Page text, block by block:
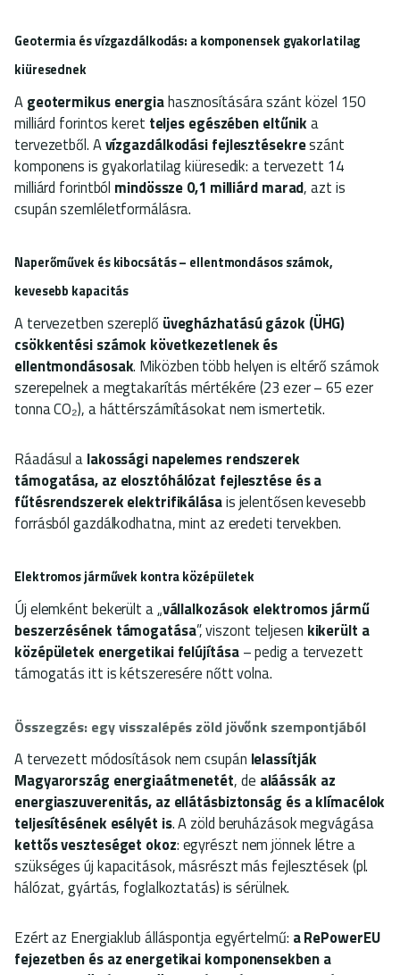
Geotermia és vízgazdálkodás: a komponensek gyakorlatilag
kiüresednek
A geotermikus energiahasznosítására szánt közel 150
milliárd forintos keret teljes egészében eltűnika
tervezetből. Avízgazdálkodási fejlesztésekreszánt
komponens is gyakorlatilag kiüresedik: a tervezett 14
milliárd forintból mindössze 0,1 milliárd marad, azt is
csupán szemléletformálásra.
Naperőművek és kibocsátás – ellentmondásos számok,
kevesebb kapacitás
A tervezetben szereplő üvegházhatású gázok (ÜHG)
csökkentési számok következetlenek és
ellentmondásosak. Miközben több helyen is eltérő számok
szerepelnek a megtakarítás mértékére (23 ezer – 65 ezer
tonna CO₂), a háttérszámításokat nem ismertetik.
Ráadásul a lakossági napelemes rendszerek
támogatása, az elosztóhálózat fejlesztése és a
fűtésrendszerek elektrifikálásais jelentősen kevesebb
forrásból gazdálkodhatna, mint az eredeti tervekben.
Elektromos járművek kontra középületek
Új elemként bekerült a „vállalkozások elektromos jármű
beszerzésének támogatása”, viszont teljesen kikerült a
középületek energetikai felújítása– pedig a tervezett
támogatás itt is kétszeresére nőtt volna.
Összegzés: egy visszalépés zöld jövőnk szempontjából
A tervezett módosítások nem csupán lelassítják
Magyarország energiaátmenetét, de aláássák az
energiaszuverenitás, az ellátásbiztonság és a klímacélok
teljesítésének esélyét is. A zöld beruházások megvágása
kettős veszteséget okoz: egyrészt nem jönnek létre a
szükséges új kapacitások, másrészt más fejlesztések (pl.
hálózat, gyártás, foglalkoztatás) is sérülnek.
Ezért az Energiaklub álláspontja egyértelmű: a RePowerEU
fejezetben és az energetikai komponensekben a